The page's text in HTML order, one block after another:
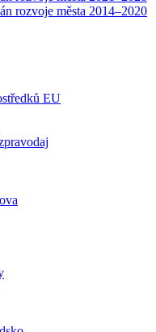
rozvoje města 2014–2020
EU